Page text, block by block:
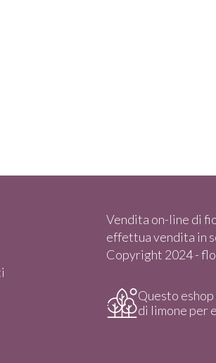
Vendita on-line di
effettua vendita in
Copyright 2024 -
Questo
di limone per